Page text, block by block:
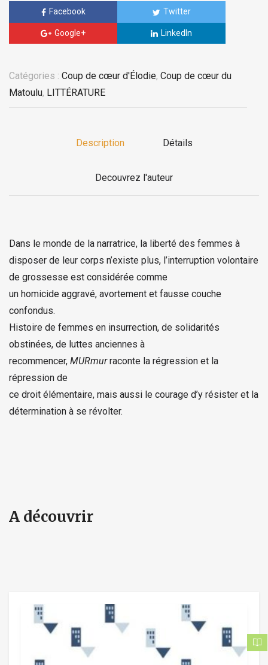
Facebook Twitter
Google+ LinkedIn
Catégories : Coup de cœur d'Élodie, Coup de cœur du
Matoulu, LITTÉRATURE
Description Détails
Decouvrez l'auteur
Dans le monde de la narratrice, la liberté des femmes à
disposer de leur corps n’existe plus, l’interruption volontaire
de grossesse est considérée comme
un homicide aggravé, avortement et fausse couche
confondus.
Histoire de femmes en insurrection, de solidarités
obstinées, de luttes anciennes à
recommencer, MURmurraconte la régression et la
répression de
ce droit élémentaire, mais aussi le courage d’y résister et la
détermination à se révolter.
A découvrir